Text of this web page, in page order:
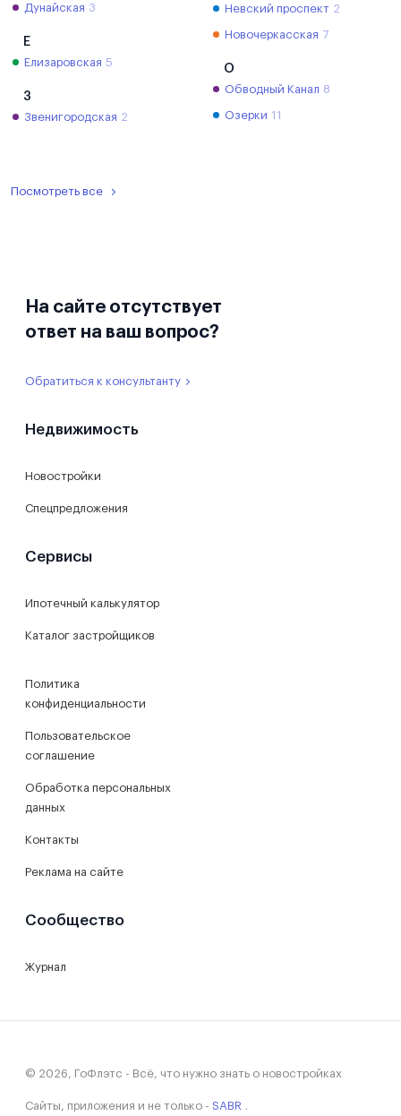
Дунайская 3
Е
Елизаровская 5
З
Звенигородская 2
Невский проспект 2
Новочеркасская 7
О
Обводный Канал 8
Озерки 11
Посмотреть все
На сайте отсутствует
ответ на ваш вопрос?
Обратиться к консультанту
Недвижимость
Новостройки
Спецпредложения
Сервисы
Ипотечный калькулятор
Каталог застройщиков
Политика
конфиденциальности
Пользовательское
соглашение
Обработка персональных
данных
Контакты
Реклама на сайте
Сообщество
Журнал
© 2026, ГоФлэтс - Всё, что нужно знать о новостройках
Сайты, приложения и не только - SABR